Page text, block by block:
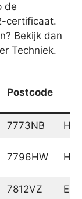
de
certificaat.
Bekijk dan
Techniek.
Postcode
7773NB
7796HW
7812VZ